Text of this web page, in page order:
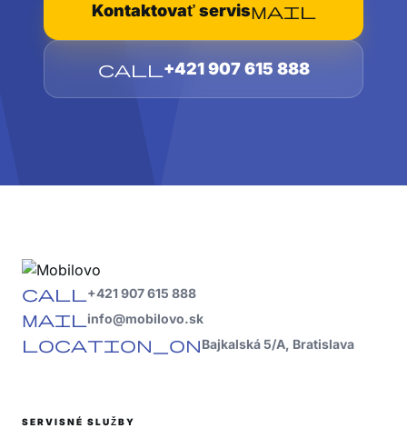
Kontaktovať servismail
call +421 907 615 888
call +421 907 615 888
mail info@mobilovo.sk
location_onBajkalská 5/A, Bratislava
SERVISNÉ SLUŽBY